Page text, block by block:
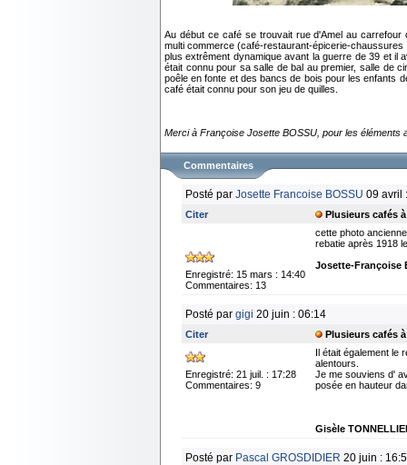
Au début ce café se trouvait rue d'Amel au carrefour
multi commerce (café-restaurant-épicerie-
plus extrêment dynamique avant la guerre de 39 et il
était connu pour sa salle de bal au premier, salle de
poêle en fonte et des bancs de bois pour les enfants
café était connu pour son jeu de quilles.
Merci à Françoise Josette BOSSU, pour les éléments
Commentaires
Posté par Josette Francoise BOSSU 09 avril
Citer Plusieurs cafés
Enregistré: 15 mars : 14:40
Commentaires: 13
cette photo
rebatie après 1918
Josette-Françoise
Posté par gigi 20 juin : 06:14
Citer Plusieurs cafés
Enregistré: 21 juil. : 17:28
Commentaires: 9
Il était également le
alentours.
Je me souviens d'
posée en hauteur
Gisèle
Posté par Pascal GROSDIDIER 20 juin :